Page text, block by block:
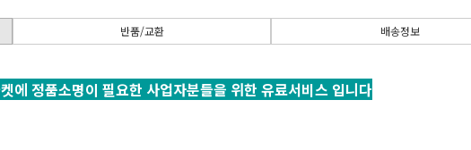
반품/교환 배송정보
에정품소명이필요한사업자분들을위한유료서비스입니다